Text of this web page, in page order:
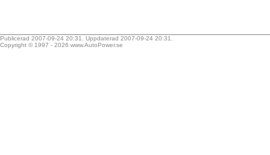
Publicerad 2007-09-24 20:31. Uppdaterad 2007-09-24 20:31.
Copyright © 1997 - 2026 www.AutoPower.se